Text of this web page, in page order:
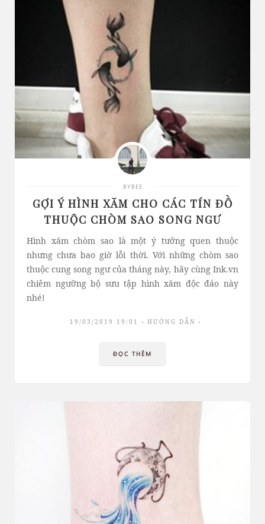
BYBEE
GỢI Ý HÌNH XĂM CHO CÁC TÍN ĐỒ
THUỘC CHÒM SAO SONG NGƯ
Hình xăm chòm sao là một ý tưởng quen thuộc
nhưng chưa bao giờ lỗi thời. Với những chòm sao
thuộc cung song ngư của tháng này, hãy cùng Ink.vn
chiêm ngưỡng bộ sưu tập hình xăm độc đáo này
nhé!
19/03/2019 19:01 HƯỚNG DẪN
ĐỌC THÊM